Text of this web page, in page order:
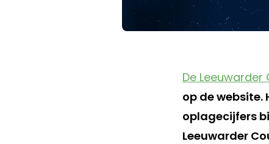
De Leeuwarder
op de
oplagecijfers
Leeuwarder